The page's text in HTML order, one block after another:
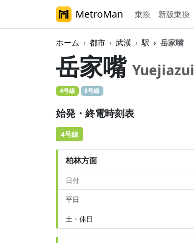
MetroMan 乗換 新版乗換
ホーム 都市 武漢 駅 岳家嘴
岳家嘴 Yuejiazui
4号線 8号線
始発・終電時刻表
4号線
柏林方面
日付
平日
土・休日